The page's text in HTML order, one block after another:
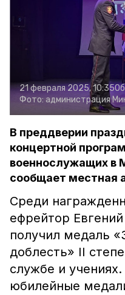
21 февраля 2025, 10:35
Фото: администрация
В преддверии
концертной
военнослужащих в
сообщает местная
Среди
ефрейтор
получил медаль
доблесть» II
службе и
юбилейные